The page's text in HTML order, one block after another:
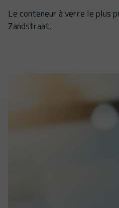
Le conteneur à verre le plus
Zandstraat.